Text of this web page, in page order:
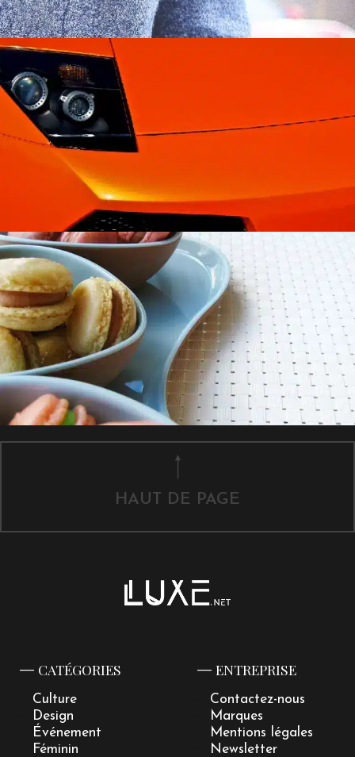
HAUT DE PAGE
CATÉGORIES
Culture
Design
Événement
Féminin
ENTREPRISE
Contactez-nous
Marques
Mentions légales
Newsletter